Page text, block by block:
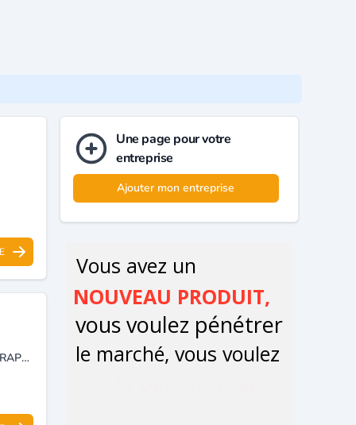
AGENCE DE COMMUNICATION ET SERVICES, CONSEIL, CONCEPTION GRAPHIQUE (LOGO TYPE, AFFICHES, DÉPLIANTS, FLYERS, AUTOCOLLANTS, BROCHURES, REVUES, LIVRES), AFFICHAGE MOBILE (PUB MOBILE, PUB SUR SUPPORT, HABILLAGE VÉHICULES) IMPRIMERIE ET IMPRESSION NUMÉRIQUE.
Une page pour votre
entreprise
Ajouter mon entreprise